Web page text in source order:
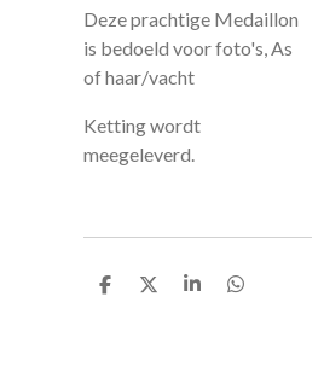
Deze prachtige Medaillon
is bedoeld voor foto's, As
of haar/vacht
Ketting wordt
meegeleverd.
D
D
S
D